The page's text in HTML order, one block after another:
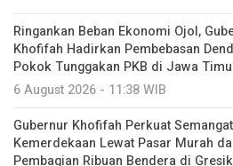
Ringankan Beban Ekonomi Ojol,
Khofifah Hadirkan Pembebasan
Pokok Tunggakan PKB di Jawa
6 August 2026 - 11:38 WIB
Gubernur Khofifah Perkuat Semangat
Kemerdekaan Lewat Pasar Murah
Pembagian Ribuan Bendera di Gresik